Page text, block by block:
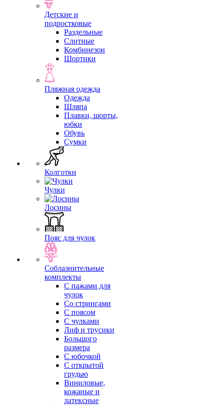
Детские и
подростковые
Раздельные
Слитные
Комбинезон
Шортики
Пляжная одежда
Одежда
Шляпа
Плавки, шорты,
юбки
Обувь
Сумки
Колготки
Чулки
Лосины
Пояс для чулок
Соблазнительные
комплекты
С пажами для
чулок
Со стрингами
С поясом
С чулками
Лиф и трусики
Большого
размера
С юбочкой
С открытой
грудью
Виниловые,
кожаные и
латексные